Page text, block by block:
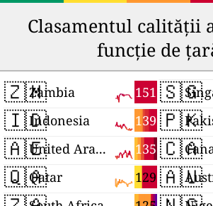
Clasamentul calității
funcție de
🇿🇲 151
Zambia
🇮🇩 139
Indonesia
🇦🇪 135
United Arab Emirates
🇶🇦 129
Qatar
🇸🇬
🇵🇰
🇨🇦
🇦🇺